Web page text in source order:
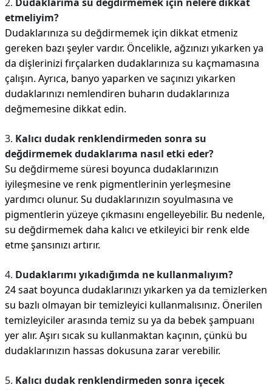
etmeliyim?
Dudaklarınıza su değdirmemek için dikkat etmeniz
gereken bazı şeyler vardır. Öncelikle, ağzınızı yıkarken ya
da dişlerinizi fırçalarken dudaklarınıza su kaçmamasına
çalışın. Ayrıca, banyo yaparken ve saçınızı yıkarken
dudaklarınızı nemlendiren buharın dudaklarınıza
değmemesine dikkat edin.
3. Kalıcı dudak renklendirmeden sonra su
değdirmemek dudaklarıma nasıl etki eder?
Su değdirmeme süresi boyunca dudaklarınızın
iyileşmesine ve renk pigmentlerinin yerleşmesine
yardımcı olunur. Su dudaklarınızın soyulmasına ve
pigmentlerin yüzeye çıkmasını engelleyebilir. Bu nedenle,
su değdirmemek daha kalıcı ve etkileyici bir renk elde
etme şansınızı artırır.
4. Dudaklarımı yıkadığımda ne kullanmalıyım?
24 saat boyunca dudaklarınızı yıkarken ya da temizlerken
su bazlı olmayan bir temizleyici kullanmalısınız. Önerilen
temizleyiciler arasında temiz su ya da bebek şampuanı
yer alır. Aşırı sıcak su kullanmaktan kaçının, çünkü bu
dudaklarınızın hassas dokusuna zarar verebilir.
5. Kalıcı dudak renklendirmeden sonra içecek